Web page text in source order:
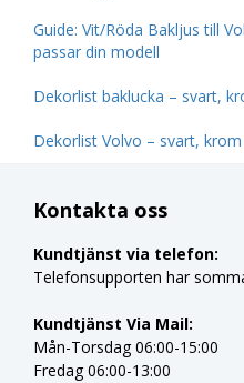
Guide: Vit/Röda Bakljus till
passar din modell
Dekorlist baklucka – svart,
Dekorlist Volvo – svart,
Kontakta oss
Kundtjänst via telefon:
Telefonsupporten har
Kundtjänst Via Mail:
Mån-Torsdag 06:00-15:00
Fredag 06:00-13:00